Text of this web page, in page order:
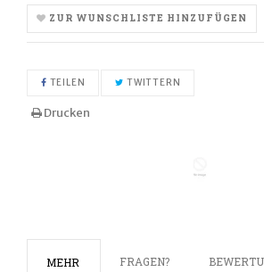
ZUR WUNSCHLISTE HINZUFÜGEN
TEILEN AUF FACEBOOK TEILEN
TWITTERN
Drucken
MEHR FRAGEN?